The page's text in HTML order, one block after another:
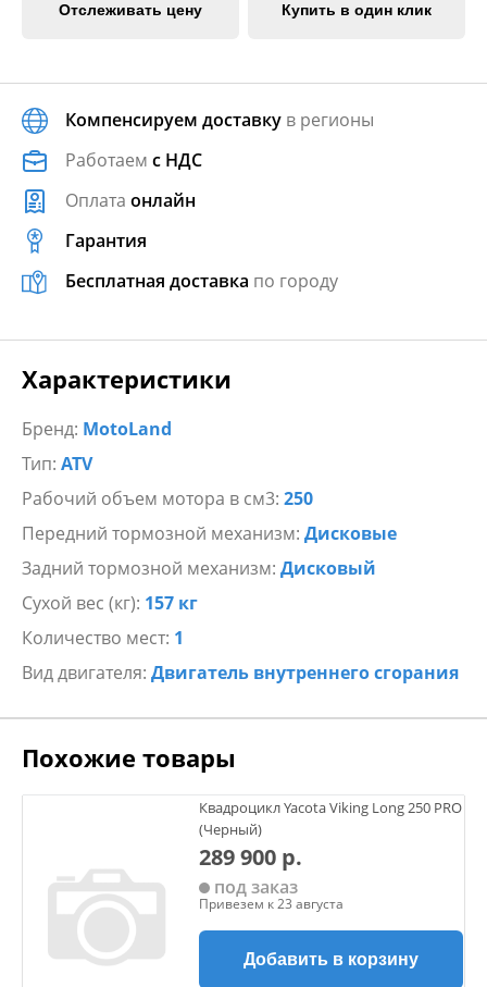
Отслеживать цену Купить в один клик
Компенсируем доставку в регионы
Работаем с НДС
Оплата онлайн
Гарантия
Бесплатная доставка по городу
Характеристики
Бренд: MotoLand
Тип: ATV
Рабочий объем мотора в см3: 250
Передний тормозной механизм: Дисковые
Задний тормозной механизм: Дисковый
Сухой вес (кг): 157 кг
Количество мест: 1
Вид двигателя: Двигатель внутреннего сгорания
Похожие товары
Квадроцикл Yacota Viking Long 250 PRO
(Черный)
289 900 р.
под заказ
Привезем к 23 августа
Добавить в корзину